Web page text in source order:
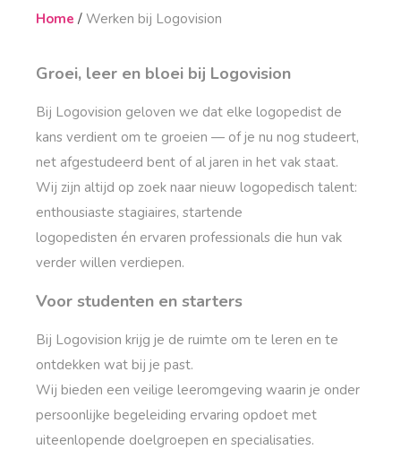
Home / Werken bij Logovision
Groei, leer en bloei bij Logovision
Bij Logovision geloven we dat elke logopedist de
kans verdient om te groeien — of je nu nog studeert,
net afgestudeerd bent of al jaren in het vak staat.
Wij zijn altijd op zoek naar nieuw logopedisch talent:
enthousiaste stagiaires, startende
logopedisten én ervaren professionals die hun vak
verder willen verdiepen.
Voor studenten en starters
Bij Logovision krijg je de ruimte om te leren en te
ontdekken wat bij je past.
Wij bieden een veilige leeromgeving waarin je onder
persoonlijke begeleiding ervaring opdoet met
uiteenlopende doelgroepen en specialisaties.